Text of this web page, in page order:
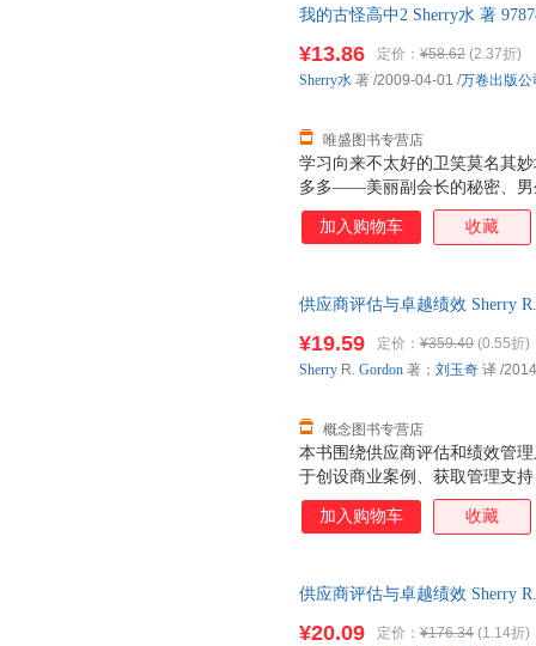
我的古怪高中2 Sherry水 著
学习向来不太好的卫笑莫名其
多多——美丽副会长的秘密、男
大怪诞传说、同宿舍舍友的真
精灵、神兽、妖怪魔物在学校
¥13.86 定价： ¥58.62 (2.37折)
唯盛图书专营店
Sherry水 著 /2009-04-01 /万卷出版公
加入购物车 收藏
供应商评估与卓越绩效 Sherry
本书围绕供应商评估和绩效管
于创设商业案例、获取管理支
估、绩效管理流程联系起来；
发和实施评估流程；概述了建
应商评估和绩效管理流程，如
¥19.59 定价： ¥359.40 (0.55折)
概念图书专营店
Sherry R. Gordon 著； 刘玉奇 译 /
加入购物车 收藏
供应商评估与卓越绩效 Sherry
¥20.09 定价： ¥176.34 (1.14折)